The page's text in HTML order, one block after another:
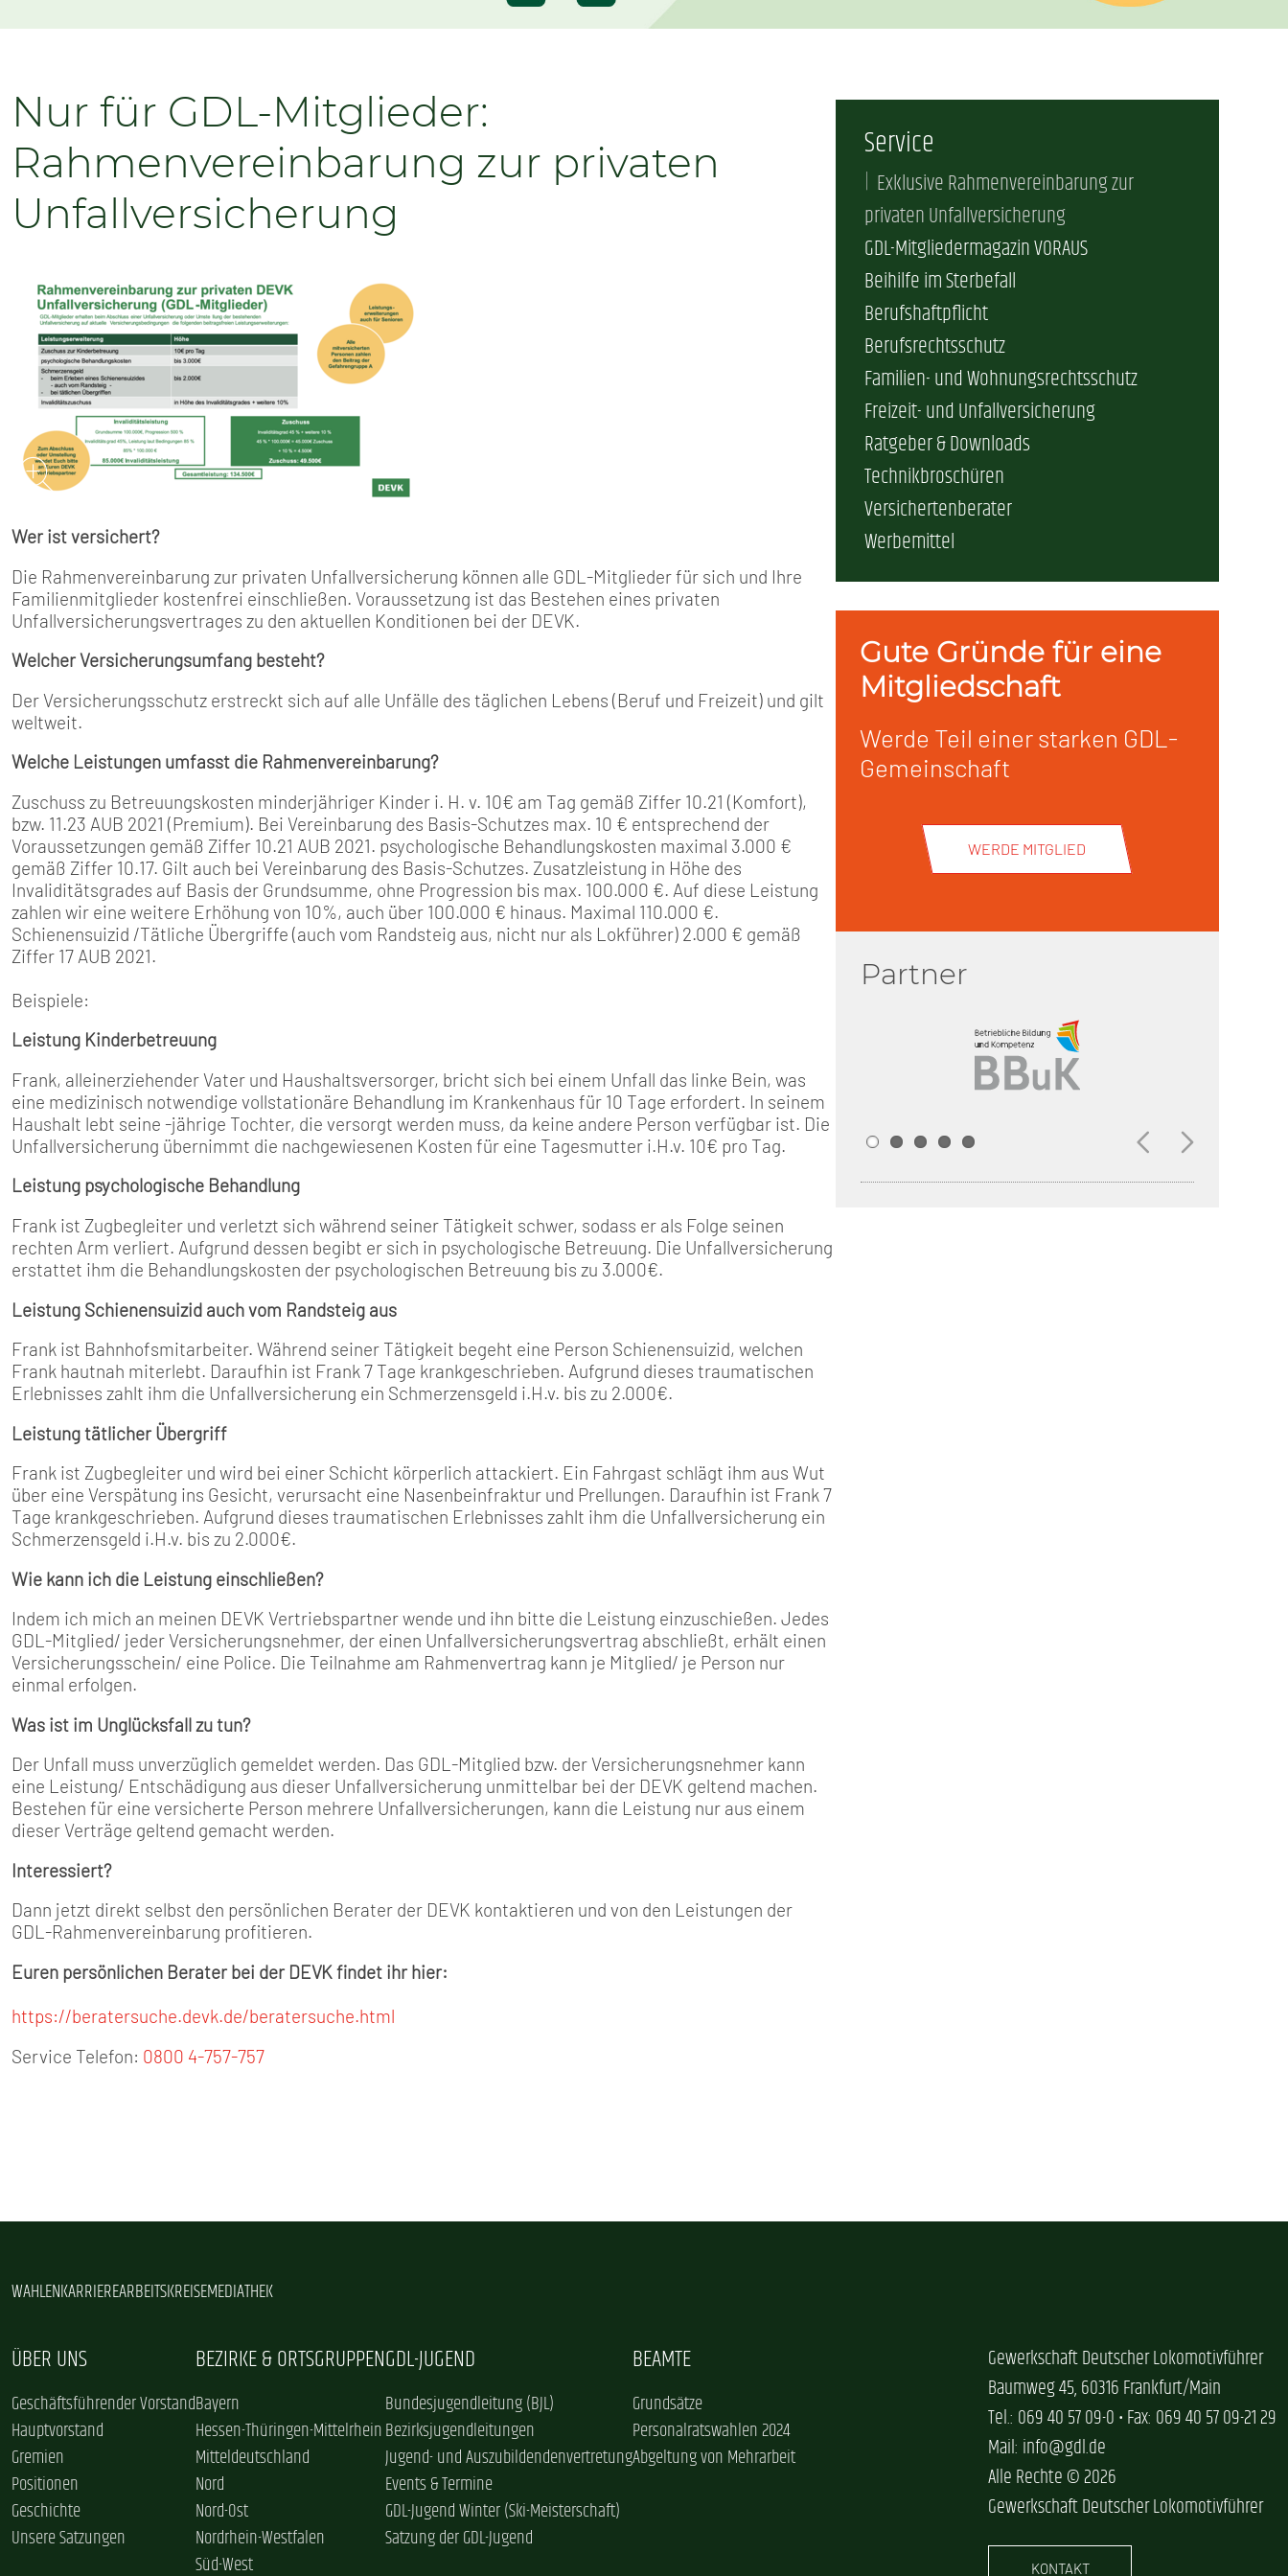
Nur für GDL-Mitglieder:
Rahmenvereinbarung zur privaten
Unfallversicherung
Wer ist versichert?
Die Rahmenvereinbarung zur privaten Unfallversicherung können alle GDL-Mitglieder für sich und Ihre
Familienmitglieder kostenfrei einschließen. Voraussetzung ist das Bestehen eines privaten
Unfallversicherungsvertrages zu den aktuellen Konditionen bei der DEVK.
Welcher Versicherungsumfang besteht?
Der Versicherungsschutz erstreckt sich auf alle Unfälle des täglichen Lebens (Beruf und Freizeit) und gilt
weltweit.
Welche Leistungen umfasst die Rahmenvereinbarung?
Zuschuss zu Betreuungskosten minderjähriger Kinder i. H. v. 10€ am Tag gemäß Ziffer 10.21 (Komfort),
bzw. 11.23 AUB 2021 (Premium). Bei Vereinbarung des Basis-Schutzes max. 10 € entsprechend der
Voraussetzungen gemäß Ziffer 10.21 AUB 2021. psychologische Behandlungskosten maximal 3.000 €
gemäß Ziffer 10.17. Gilt auch bei Vereinbarung des Basis-Schutzes. Zusatzleistung in Höhe des
Invaliditätsgrades auf Basis der Grundsumme, ohne Progression bis max. 100.000 €. Auf diese Leistung
zahlen wir eine weitere Erhöhung von 10%, auch über 100.000 € hinaus. Maximal 110.000 €.
Schienensuizid /Tätliche Übergriffe (auch vom Randsteig aus, nicht nur als Lokführer) 2.000 € gemäß
Ziffer 17 AUB 2021.
Beispiele:
Leistung Kinderbetreuung
Frank, alleinerziehender Vater und Haushaltsversorger, bricht sich bei einem Unfall das linke Bein, was
eine medizinisch notwendige vollstationäre Behandlung im Krankenhaus für 10 Tage erfordert. In seinem
Haushalt lebt seine -jährige Tochter, die versorgt werden muss, da keine andere Person verfügbar ist. Die
Unfallversicherung übernimmt die nachgewiesenen Kosten für eine Tagesmutter i.H.v. 10€ pro Tag.
Leistung psychologische Behandlung
Frank ist Zugbegleiter und verletzt sich während seiner Tätigkeit schwer, sodass er als Folge seinen
rechten Arm verliert. Aufgrund dessen begibt er sich in psychologische Betreuung. Die Unfallversicherung
erstattet ihm die Behandlungskosten der psychologischen Betreuung bis zu 3.000€.
Leistung Schienensuizid auch vom Randsteig aus
Frank ist Bahnhofsmitarbeiter. Während seiner Tätigkeit begeht eine Person Schienensuizid, welchen
Frank hautnah miterlebt. Daraufhin ist Frank 7 Tage krankgeschrieben. Aufgrund dieses traumatischen
Erlebnisses zahlt ihm die Unfallversicherung ein Schmerzensgeld i.H.v. bis zu 2.000€.
Leistung tätlicher Übergriff
Frank ist Zugbegleiter und wird bei einer Schicht körperlich attackiert. Ein Fahrgast schlägt ihm aus Wut
über eine Verspätung ins Gesicht, verursacht eine Nasenbeinfraktur und Prellungen. Daraufhin ist Frank 7
Tage krankgeschrieben. Aufgrund dieses traumatischen Erlebnisses zahlt ihm die Unfallversicherung ein
Schmerzensgeld i.H.v. bis zu 2.000€.
Wie kann ich die Leistung einschließen?
Indem ich mich an meinen DEVK Vertriebspartner wende und ihn bitte die Leistung einzuschießen. Jedes
GDL-Mitglied/ jeder Versicherungsnehmer, der einen Unfallversicherungsvertrag abschließt, erhält einen
Versicherungsschein/ eine Police. Die Teilnahme am Rahmenvertrag kann je Mitglied/ je Person nur
einmal erfolgen.
Was ist im Unglücksfall zu tun?
Der Unfall muss unverzüglich gemeldet werden. Das GDL-Mitglied bzw. der Versicherungsnehmer kann
eine Leistung/ Entschädigung aus dieser Unfallversicherung unmittelbar bei der DEVK geltend machen.
Bestehen für eine versicherte Person mehrere Unfallversicherungen, kann die Leistung nur aus einem
dieser Verträge geltend gemacht werden.
Interessiert?
Dann jetzt direkt selbst den persönlichen Berater der DEVK kontaktieren und von den Leistungen der
GDL-Rahmenvereinbarung profitieren.
Euren persönlichen Berater bei der DEVK findet ihr hier:
https://beratersuche.devk.de/beratersuche.html
Service Telefon: 0800 4-757-757
Service
Exklusive Rahmenvereinbarung zur
privaten Unfallversicherung
GDL-Mitgliedermagazin VORAUS
Beihilfe im Sterbefall
Berufshaftpflicht
Berufsrechtsschutz
Familien- und Wohnungsrechtsschutz
Freizeit- und Unfallversicherung
Ratgeber & Downloads
Technikbroschüren
Versichertenberater
Werbemittel
Gute Gründe für eine
Mitgliedschaft
Werde Teil einer starken GDL-
Gemeinschaft
WERDE MITGLIED
Partner
WAHLENKARRIEREARBEITSKREISEMEDIATHEK
ÜBER UNS
Geschäftsführender Vorstand
Hauptvorstand
Gremien
Positionen
Geschichte
Unsere Satzungen
BEZIRKE & ORTSGRUPPEN
Bayern
Hessen-Thüringen-Mittelrhein
Mitteldeutschland
Nord
Nord-Ost
Nordrhein-Westfalen
Süd-West
GDL-JUGEND
Bundesjugendleitung (BJL)
Bezirksjugendleitungen
Jugend- und Auszubildendenvertretung
Events & Termine
GDL-Jugend Winter (Ski-Meisterschaft)
Satzung der GDL-Jugend
BEAMTE
Grundsätze
Personalratswahlen 2024
Abgeltung von Mehrarbeit
Gewerkschaft Deutscher Lokomotivführer
Baumweg 45, 60316 Frankfurt/Main
Tel.: 069 40 57 09-0 • Fax: 069 40 57 09-21 29
Mail: info@gdl.de
Alle Rechte © 2026
Gewerkschaft Deutscher Lokomotivführer
KONTAKT